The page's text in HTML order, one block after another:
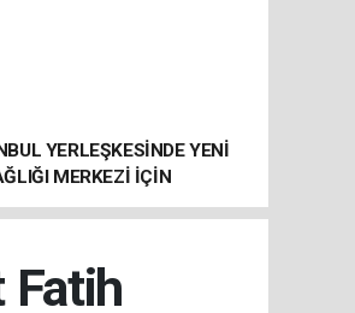
YERLEŞKESİNDE YENİ
MERKEZİ İÇİN
SÜRÜYOR
Fatih